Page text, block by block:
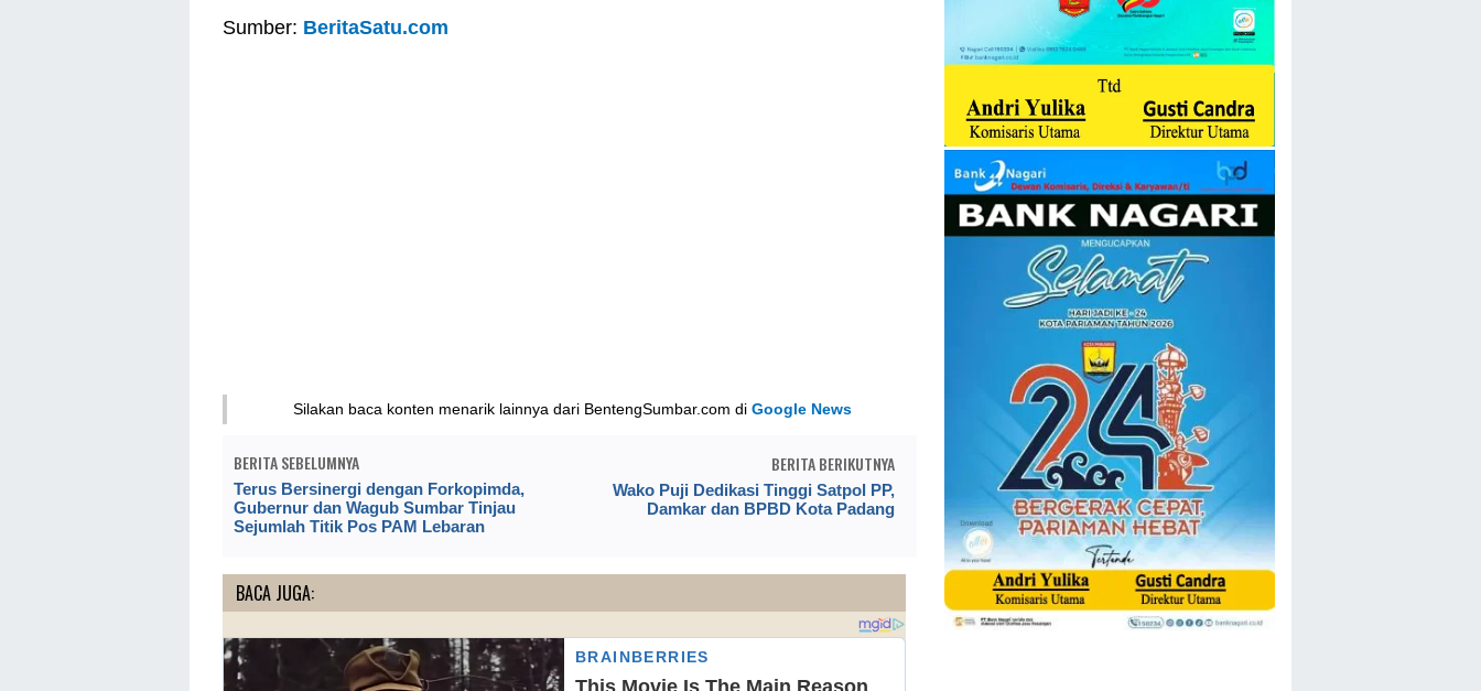
Sumber: BeritaSatu.com
Silakan baca konten menarik lainnya dari BentengSumbar.com diGoogle News
BERITA SEBELUMNYA
Terus Bersinergi dengan Forkopimda,
Gubernur dan Wagub Sumbar Tinjau
Sejumlah Titik Pos PAM Lebaran
BERITA BERIKUTNYA
Wako Puji Dedikasi Tinggi Satpol PP,
Damkar dan BPBD Kota Padang
BACA JUGA: